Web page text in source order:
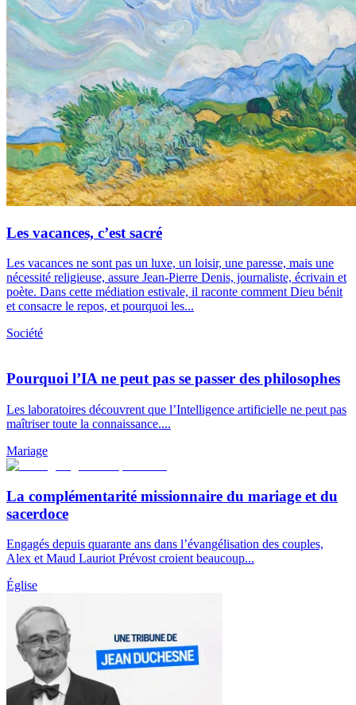
Les vacances, c’est sacré
Les vacances ne sont pas un luxe, un loisir, une paresse, mais une
nécessité religieuse, assure Jean-Pierre Denis, journaliste, écrivain et
poète. Dans cette médiation estivale, il raconte comment Dieu bénit
et consacre le repos, et pourquoi les...
Société
Pourquoi l’IA ne peut pas se passer des philosophes
Les laboratoires découvrent que l’Intelligence artificielle ne peut pas
maîtriser toute la connaissance....
Mariage
La complémentarité missionnaire du mariage et du
sacerdoce
Engagés depuis quarante ans dans l’évangélisation des couples,
Alex et Maud Lauriot Prévost croient beaucoup...
Église